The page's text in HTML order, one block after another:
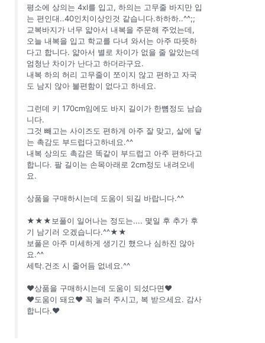
평소에 상의는 4xl를 입고, 하의는 고무줄 바지만 입
는 편인대..40인치이상인것 같습니다.하하하..^^;;
교복바지가 너무 얇아서 내복을 주문해 주었는데,
오늘 내복을 입고 학교를 다녀 와서는 아주 따뜻하
다고 합니다. 얇아서 별로 차이가 없을 줄 알았는데
엄청난 차이가 난다고 하더라구요.
내복 하의 허리 고무줄이 쪼이지 않고 편하고 자국
도 남지 않아 불편함이 없다고 하네요.
그런데 키 170cm임에도 바지 길이가 한뼘정도 남습
니다.
그것 빼고는 사이즈도 편하게 아주 잘 맞고, 살에 닿
는 촉감도 부드럽다고하네요.^^
내복 상의도 촉감은 똑같이 부드럽고 아주 편하다고
합니다. 팔 길이는 손목아래로 2cm정도 내려오네
요.
상품을 구매하시는데 도움이 되길 바랍니다.^^
★★★보풀이 일어나는 정도는.... 몇일 후 추가 후
기 남기러 오겠습니다.^^★★
보풀은 아주 미세하게 생기긴 했으나 심하진 않아
요.^^
세탁.건조 시 줄어듬 없네요.^^
♥상품을 구매하시는데 도움이 되셨다면♥
♥도움이 돼요♥ 꼭 눌러 주시고, 복 받으세요. 감사
합니다.♥